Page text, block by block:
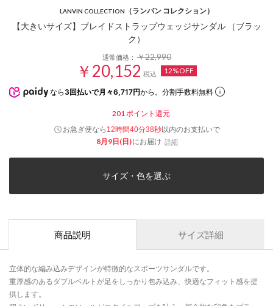
LANVIN COLLECTION （ランバン コレクション）
【大きいサイズ】ブレイドストラップウェッジサンダル （ブラッ
ク）
通常価格：￥22,990
￥20,152 税込 12%OFF
なら 3回払いで月々6,717円から。分割手数料無料
201 ポイント還元
お急ぎ便なら 12時間40分37秒以内のお支払いで
8月9日(日)にお届け 詳細
サイズ・色を選ぶ
商品説明 サイズ詳細
立体的な編み込みデザインが特徴的なスポーツサンダルです。
重厚感のあるダブルベルトが足をしっかり包み込み、快適なフィット感を提
供します。